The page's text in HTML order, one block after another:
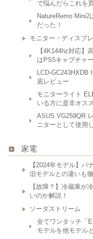
で悩んだらこれを
NatureRemo Mini2
だった！
モニター・ディスプ
【4K144hz対応】
はPS5キャプチャ
LCD-GC243HXDB
底レビュー
モニターライト
いる方に是非オス
ASUS VG259QR
ニターとして使用
家電
【2024年モデル】
旧モデルとの違いも
【故障？】冷蔵庫が
いのか解説！
ソーダストリーム
全てワンタッチ「
モデルを他モデル